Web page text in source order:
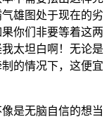
雄图处于现在的劣
你们非要等着这两
太坦白啊！无论是
的情况下，这便宜
是无脑自信的想当